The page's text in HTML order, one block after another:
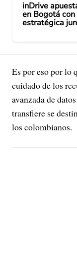
inDrive
en Bogotá
estratégica
Es por eso por lo
cuidado de los
avanzada de
transfiere se
los colombianos.